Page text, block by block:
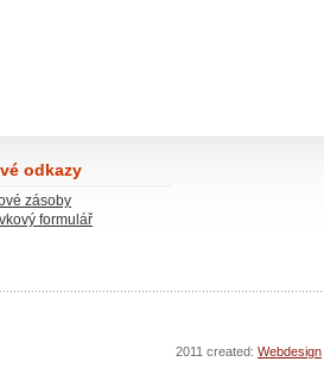
odkazy
zásoby
formulář
2011 created: Webdesign